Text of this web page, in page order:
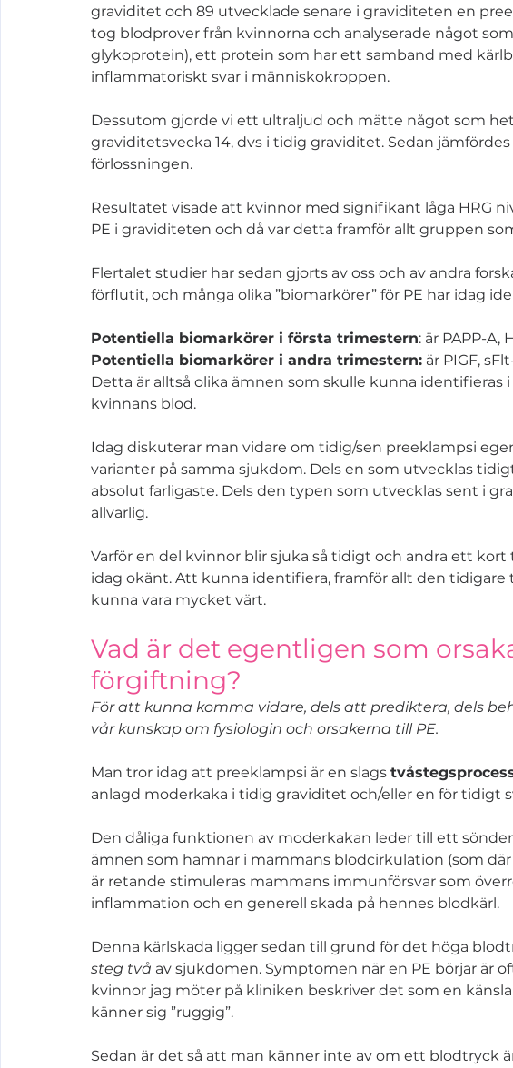
graviditet och 89 utvecklade senare i graviditeten en
tog blodprover från kvinnorna och analyserade något
glykoprotein), ett protein som har ett samband med
inflammatoriskt svar i människokroppen.
Dessutom gjorde vi ett ultraljud och mätte något som
graviditetsvecka 14, dvs i tidig graviditet. Sedan
förlossningen.
Resultatet visade att kvinnor med signifikant låga HRG
PE i graviditeten och då var detta framför allt gruppen
Flertalet studier har sedan gjorts av oss och av andra
förflutit, och många olika ”biomarkörer” för PE har idag
Potentiella biomarkörer i första trimestern: är PAPP-A,
Potentiella biomarkörer i andra trimestern: är PIGF,
Detta är alltså olika ämnen som skulle kunna identifieras
kvinnans blod.
Idag diskuterar man vidare om tidig/sen preeklampsi
varianter på samma sjukdom. Dels en som utvecklas
absolut farligaste. Dels den typen som utvecklas sent i
allvarlig.
Varför en del kvinnor blir sjuka så tidigt och andra ett
idag okänt. Att kunna identifiera, framför allt den
kunna vara mycket värt.
Vad är det egentligen som
förgiftning?
För att kunna komma vidare, dels att prediktera, dels
vår kunskap om fysiologin och orsakerna till PE.
Man tror idag att preeklampsi är en slags
anlagd moderkaka i tidig graviditet och/eller en för tidigt
Den dåliga funktionen av moderkakan leder till ett
ämnen som hamnar i mammans blodcirkulation (som
är retande stimuleras mammans immunförsvar som
inflammation och en generell skada på hennes blodkärl.
Denna kärlskada ligger sedan till grund för det höga
steg två av sjukdomen. Symptomen när en PE börjar är
kvinnor jag möter på kliniken beskriver det som en
känner sig ”ruggig”.
Sedan är det så att man känner inte av om ett blodtryck